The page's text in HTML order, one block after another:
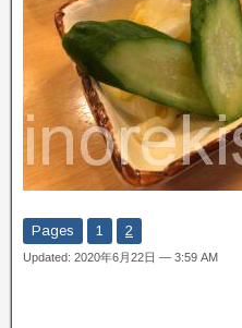
Pages 1 2
Updated: 2020年6月22日 — 3:59 AM